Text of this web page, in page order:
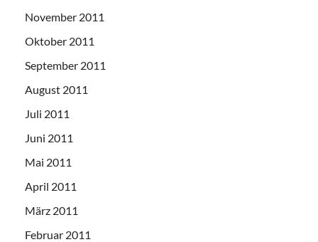
November 2011
Oktober 2011
September 2011
August 2011
Juli 2011
Juni 2011
Mai 2011
April 2011
März 2011
Februar 2011